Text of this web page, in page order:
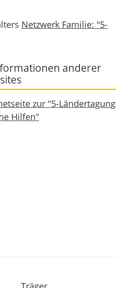
Netzwerk Familie: "5-
anderer
zur "5-Ländertagung
Hilfen"